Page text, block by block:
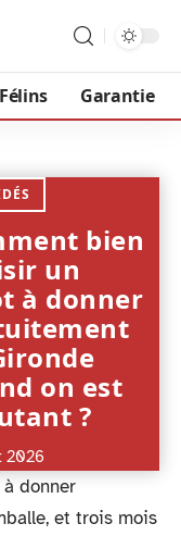
Félins Garantie
bien
un
à donner
on est
?
2026
donner
et trois mois